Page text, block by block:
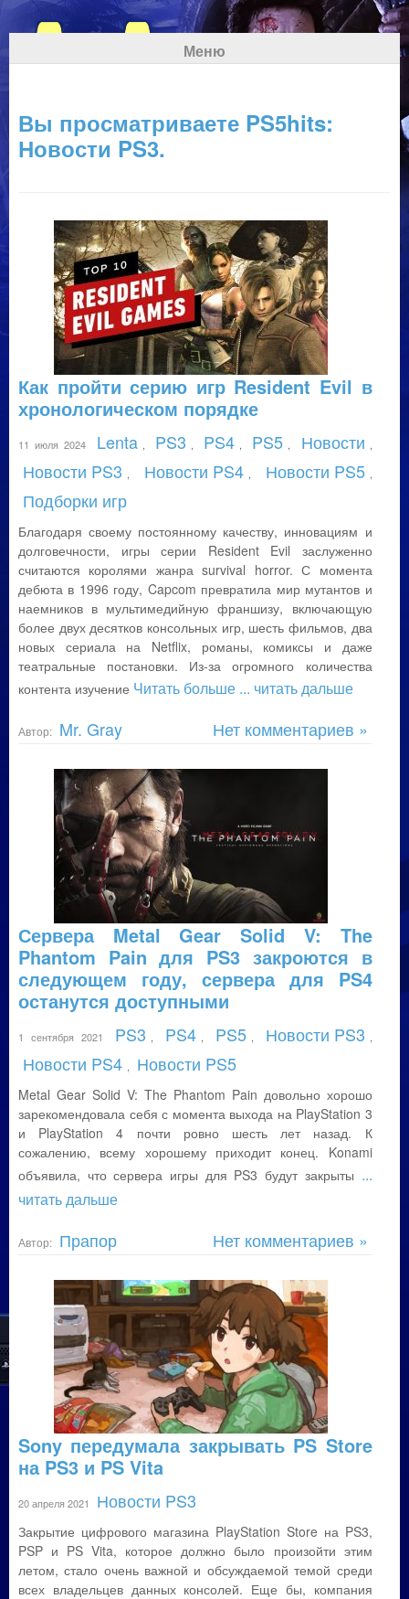
Меню
Вы просматриваете PS5hits:
Новости PS3.
Как пройти серию игр Resident Evil в
хронологическом порядке
11 июля 2024 Lenta PS3 PS4 PS5 Новости
Новости PS3 Новости PS4 Новости PS5
Подборки игр
Благодаря своему постоянному качеству, инновациям и
долговечности, игры серии Resident Evil заслуженно
считаются королями жанра survival horror. С момента
дебюта в 1996 году, Capcom превратила мир мутантов и
наемников в мультимедийную франшизу, включающую
более двух десятков консольных игр, шесть фильмов, два
новых сериала на Netflix, романы, комиксы и даже
театральные постановки. Из-за огромного количества
контента изучение Читать больше ... читать дальше
Автор: Mr. Gray Нет комментариев »
Сервера Metal Gear Solid V: The
Phantom Pain для PS3 закроются в
следующем году, сервера для PS4
останутся доступными
1 сентября 2021 PS3 PS4 PS5 Новости PS3
Новости PS4 Новости PS5
Metal Gear Solid V: The Phantom Pain довольно хорошо
зарекомендовала себя с момента выхода на PlayStation 3
и PlayStation 4 почти ровно шесть лет назад. К
сожалению, всему хорошему приходит конец. Konami
объявила, что сервера игры для PS3 будут закрыты ...
читать дальше
Автор: Прапор Нет комментариев »
Sony передумала закрывать PS Store
на PS3 и PS Vita
20 апреля 2021 Новости PS3
Закрытие цифрового магазина PlayStation Store на PS3,
PSP и PS Vita, которое должно было произойти этим
летом, стало очень важной и обсуждаемой темой среди
всех владельцев данных консолей. Еще бы, компания